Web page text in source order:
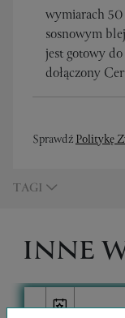
wymiarach
sosnowym
jest gotowy
dołączony
SprawdźPolitykę
TAGI
INNE